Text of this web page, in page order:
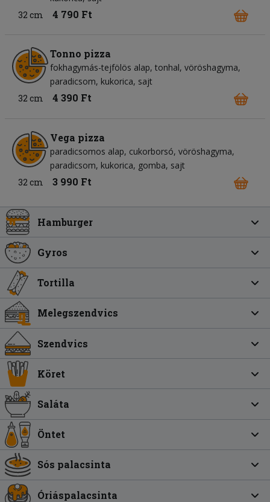
32 cm
4 790 Ft
Tonno pizza
fokhagymás-tejfölös alap tonhal vöröshagyma
paradicsom kukorica sajt
32 cm
4 390 Ft
Vega pizza
paradicsomos alap cukorborsó vöröshagyma
paradicsom kukorica gomba sajt
32 cm
3 990 Ft
Hamburger
Gyros
Tortilla
Melegszendvics
Szendvics
Köret
Saláta
Öntet
Sós palacsinta
Óriáspalacsinta